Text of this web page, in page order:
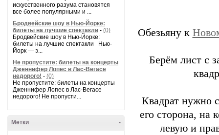
искусственного разума становятся
все более популярными и ...
Бродвейские шоу в Нью-Йорке:
билеты на лучшие спектакли - (0)
Бродвейские шоу в Нью-Йорке:
билеты на лучшие спектакли Нью-
Йорк — э...
Не пропустите: билеты на концерты
Дженнифер Лопес в Лас-Вегасе
недорого! - (0)
Не пропустите: билеты на концерты
Дженнифер Лопес в Лас-Вегасе
недорого! Не пропусти...
-
Метки
Обезьяну к
Берём лист с
Квадрат нужно
его сторона, на
левую и